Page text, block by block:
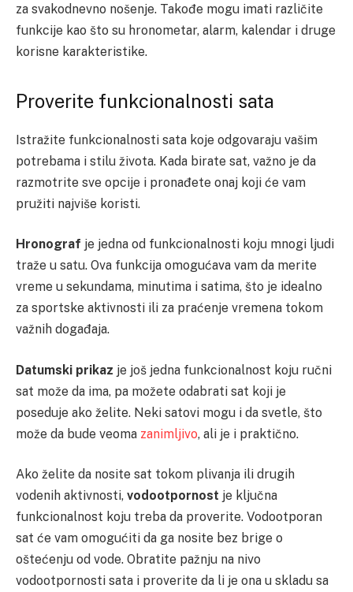
za svakodnevno nošenje. Takođe mogu imati različite
funkcije kao što su hronometar, alarm, kalendar i druge
korisne karakteristike.
Proverite funkcionalnosti sata
Istražite funkcionalnosti sata koje odgovaraju vašim
potrebama i stilu života. Kada birate sat, važno je da
razmotrite sve opcije i pronađete onaj koji će vam
pružiti najviše koristi.
Hronograf je jedna od funkcionalnosti koju mnogi ljudi
traže u satu. Ova funkcija omogućava vam da merite
vreme u sekundama, minutima i satima, što je idealno
za sportske aktivnosti ili za praćenje vremena tokom
važnih događaja.
Datumski prikaz je još jedna funkcionalnost koju ručni
sat može da ima, pa možete odabrati sat koji je
poseduje ako želite. Neki satovi mogu i da svetle, što
može da bude veoma zanimljivo, ali je i praktično.
Ako želite da nosite sat tokom plivanja ili drugih
vodenih aktivnosti, vodootpornost je ključna
funkcionalnost koju treba da proverite. Vodootporan
sat će vam omogućiti da ga nosite bez brige o
oštećenju od vode. Obratite pažnju na nivo
vodootpornosti sata i proverite da li je ona u skladu sa